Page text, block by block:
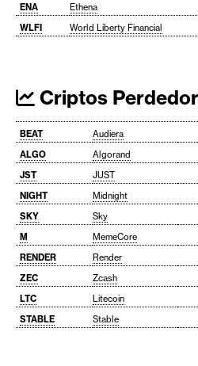
ENA
Ethena
WLFI
World Liberty Financial
Criptos
BEAT Audiera
ALGO
Algorand
JST
JUST
NIGHT
Midnight
SKY
Sky
M
MemeCore
RENDER
Render
ZEC
Zcash
LTC
Litecoin
STABLE
Stable